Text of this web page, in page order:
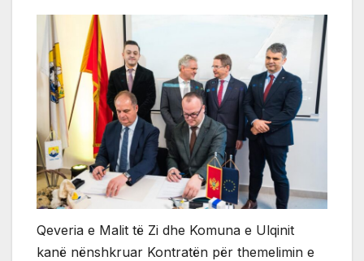
Qeveria e Malit të Zi dhe Komuna e Ulqinit
kanë nënshkruar Kontratën për themelimin e